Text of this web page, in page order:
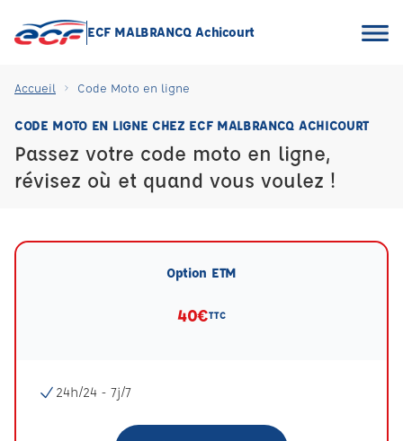
ECF MALBRANCQ Achicourt
Accueil Code Moto en ligne
CODE MOTO EN LIGNE CHEZ ECF MALBRANCQ ACHICOURT
Passez votre code moto en ligne,
révisez où et quand vous voulez !
Option ETM
40€TTC
24h/24 - 7j/7